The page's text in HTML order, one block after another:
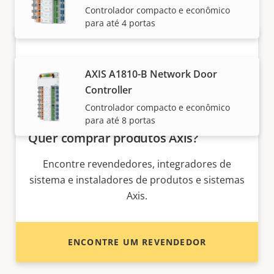
Controlador compacto e econômico
para até 4 portas
AXIS A1810-B Network Door
Controller
Controlador compacto e econômico
para até 8 portas
Quer comprar produtos Axis?
Encontre revendedores, integradores de
sistema e instaladores de produtos e sistemas
Axis.
ENCONTRE UM REVENDEDOR